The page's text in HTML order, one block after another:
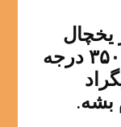
یخچال
خارج کنید و همزمان فر رو ۳۵۰ درجه
بشه.